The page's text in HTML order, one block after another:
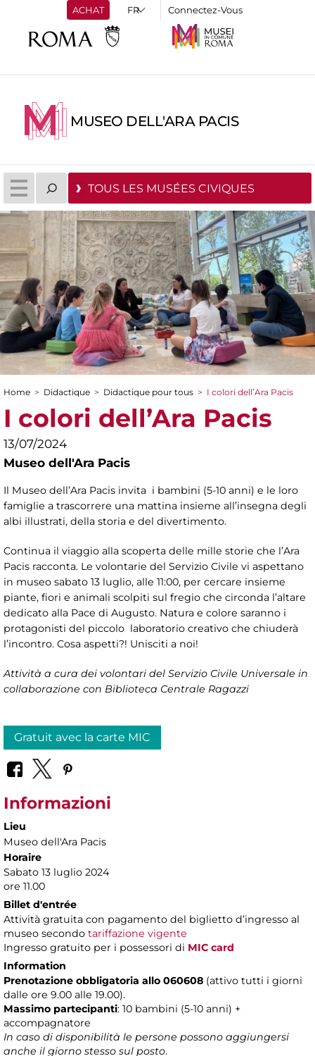
ACHAT Connectez-Vous
MUSEO DELL'ARA PACIS
TOUS LES MUSÉES CIVIQUES
You are here
Home > Didactique > Didactique pour tous > I colori dell’Ara Pacis
I colori dell’Ara Pacis
13/07/2024
Museo dell'Ara Pacis
Il Museo dell’Ara Pacis invita i bambini (5-10 anni) e le loro
famiglie a trascorrere una mattina insieme all’insegna degli
albi illustrati, della storia e del divertimento.
Continua il viaggio alla scoperta delle mille storie che l’Ara
Pacis racconta. Le volontarie del Servizio Civile vi aspettano
in museo sabato 13 luglio, alle 11:00, per cercare insieme
piante, fiori e animali scolpiti sul fregio che circonda l’altare
dedicato alla Pace di Augusto. Natura e colore saranno i
protagonisti del piccolo laboratorio creativo che chiuderà
l’incontro. Cosa aspetti?! Unisciti a noi!
Attività a cura dei volontari del Servizio Civile Universale in
collaborazione con Biblioteca Centrale Ragazzi
Gratuit avec la carte MIC
Informazioni
Lieu
Museo dell'Ara Pacis
Horaire
Sabato 13 luglio 2024
ore 11.00
Billet d'entrée
Attività gratuita con pagamento del biglietto d’ingresso al
museo secondo tariffazione vigente
Ingresso gratuito per i possessori di MIC card
Information
Prenotazione obbligatoria allo 060608 (attivo tutti i giorni
dalle ore 9.00 alle 19.00).
Massimo partecipanti: 10 bambini (5-10 anni) +
accompagnatore
In caso di disponibilità le persone possono aggiungersi
anche il giorno stesso sul posto.